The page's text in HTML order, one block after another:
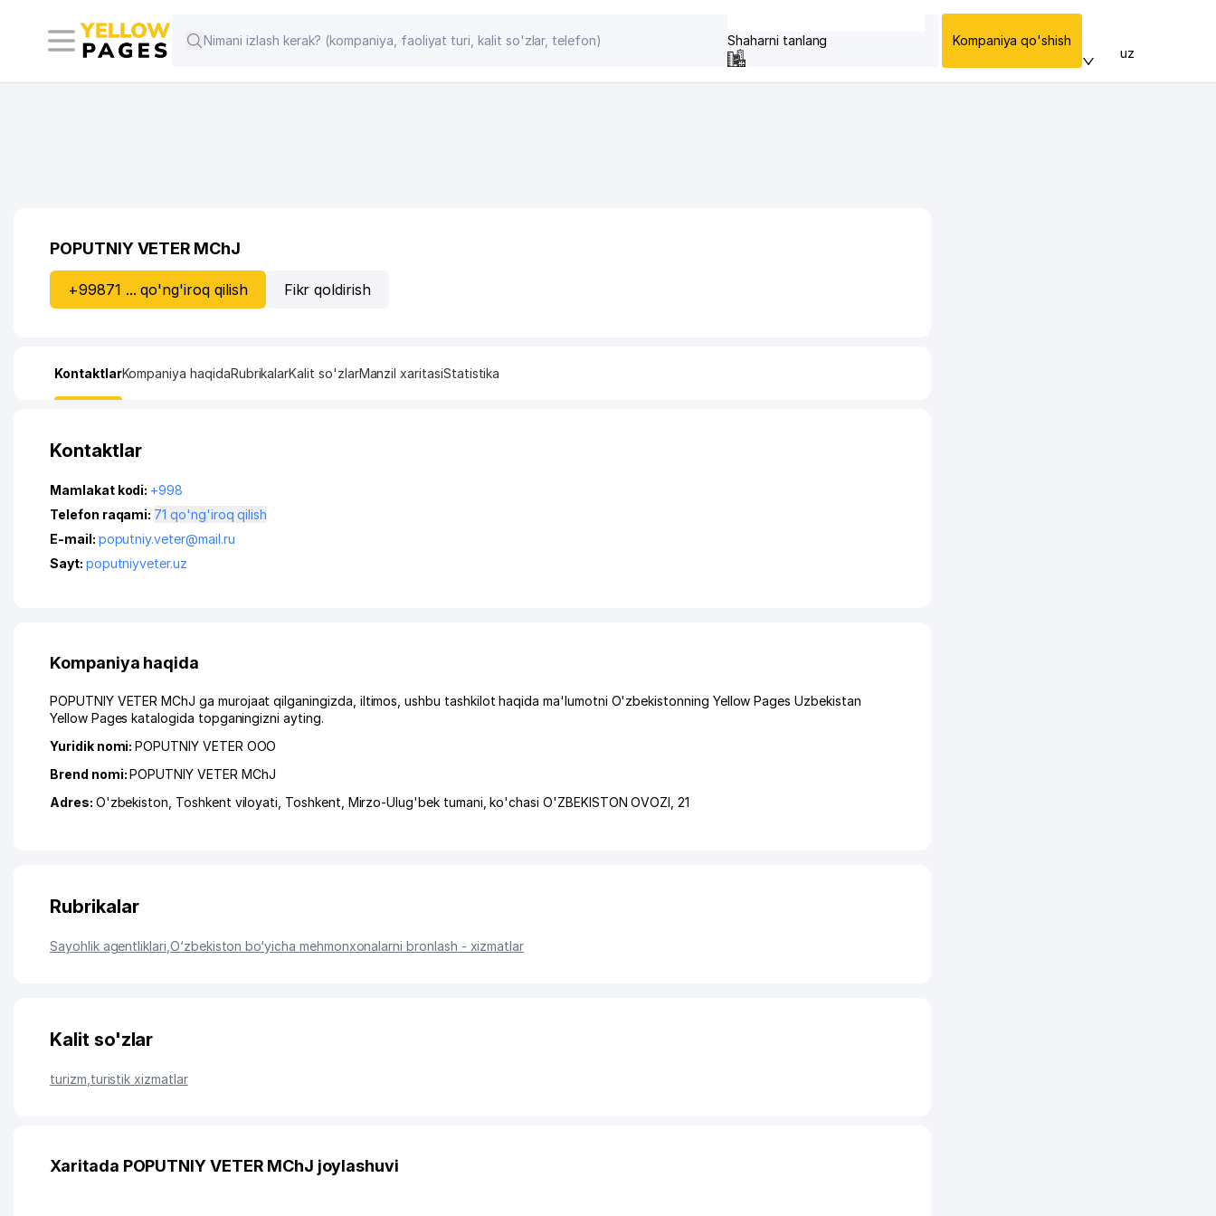
Shaharni tanlang Kompaniya qo'shish
uz
POPUTNIY VETER MChJ
+99871 ... qo'ng'iroq qilish Fikr qoldirish
KontaktlarKompaniya haqidaRubrikalarKalit so'zlarManzil xaritasiStatistika
Kontaktlar
Mamlakat kodi: +998
Telefon raqami:
71 qo'ng'iroq qilish
E-mail: poputniy.veter@mail.ru
Sayt: poputniyveter.uz
Kompaniya haqida
POPUTNIY VETER MChJ ga murojaat qilganingizda, iltimos, ushbu tashkilot haqida ma'lumotni O'zbekistonning Yellow Pages Uzbekistan
Yellow Pages katalogida topganingizni ayting.
Yuridik nomi:POPUTNIY VETER ООО
Brend nomi:POPUTNIY VETER MChJ
Adres: O'zbekiston, Toshkent viloyati Toshkent Mirzo-Ulug'bek tumani ,ko'chasi O'ZBEKISTON OVOZI , 21
Rubrikalar
Sayohlik agentliklari O‘zbekiston bo‘yicha mehmonxonalarni bronlash - xizmatlar
Kalit so'zlar
turizm turistik xizmatlar
Xaritada POPUTNIY VETER MChJ joylashuvi